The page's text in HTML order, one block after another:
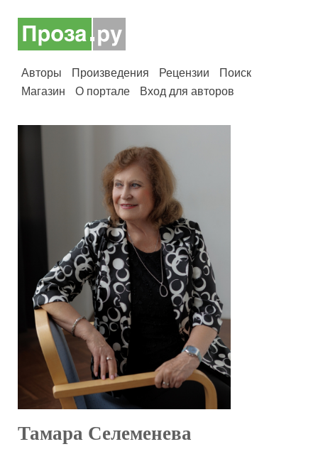
Авторы Произведения Рецензии
Поиск
Магазин
О портале Вход для авторов
Тамара Селеменева